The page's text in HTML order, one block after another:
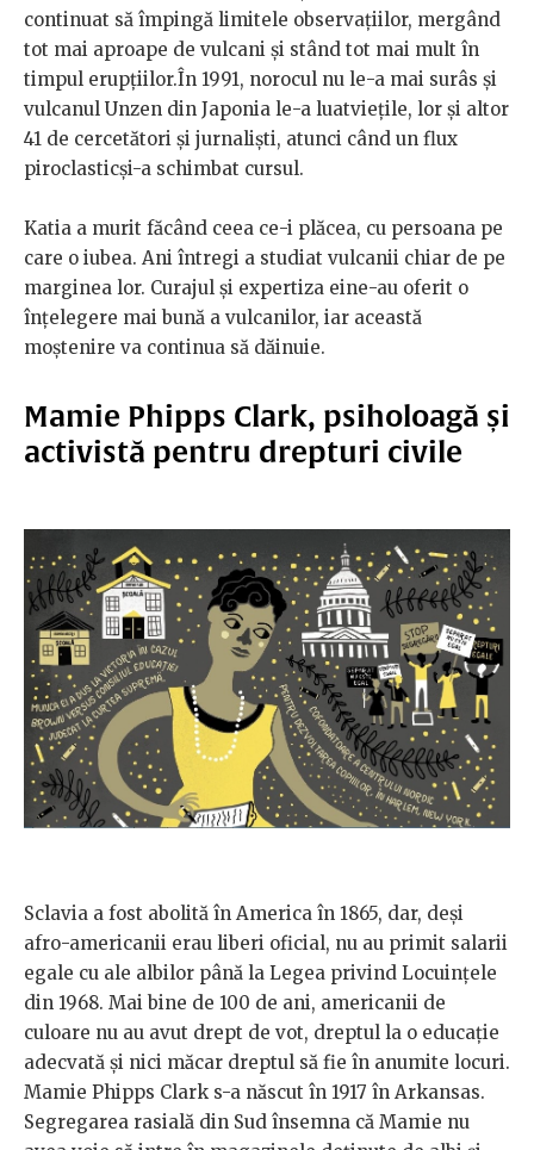
continuat să împingă limitele observațiilor, mergând
tot mai aproape de vulcani și stând tot mai mult în
timpul erupțiilor.În 1991, norocul nu le-a mai surâs și
vulcanul Unzen din Japonia le-a luatviețile, lor și altor
41 de cercetători și jurnaliști, atunci când un flux
piroclasticși-a schimbat cursul.
Katia a murit făcând ceea ce-i plăcea, cu persoana pe
care o iubea. Ani întregi a studiat vulcanii chiar de pe
marginea lor. Curajul și expertiza eine-au oferit o
înțelegere mai bună a vulcanilor, iar această
moștenire va continua să dăinuie.
Mamie Phipps Clark, psiholoagă și
activistă pentru drepturi civile
Sclavia a fost abolită în America în 1865, dar, deși
afro-americanii erau liberi oficial, nu au primit salarii
egale cu ale albilor până la Legea privind Locuințele
din 1968. Mai bine de 100 de ani, americanii de
culoare nu au avut drept de vot, dreptul la o educație
adecvată și nici măcar dreptul să fie în anumite locuri.
Mamie Phipps Clark s-a născut în 1917 în Arkansas.
Segregarea rasială din Sud însemna că Mamie nu